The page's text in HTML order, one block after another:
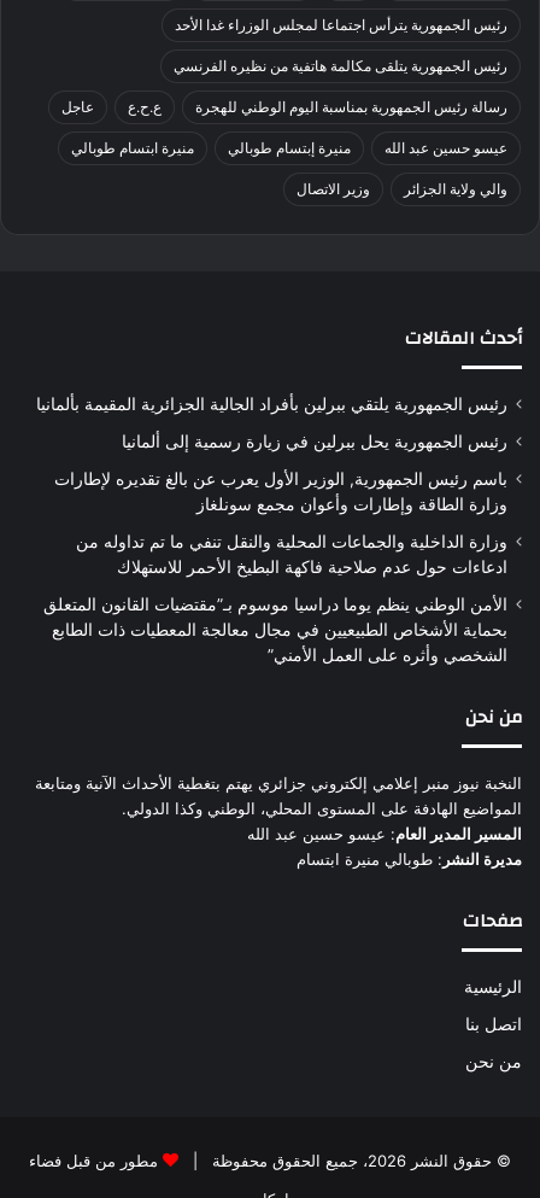
رئيس الجمهورية يترأس اجتماعا لمجلس الوزراء غدا الأحد
رئيس الجمهورية يتلقى مكالمة هاتفية من نظيره الفرنسي
رسالة رئيس الجمهورية بمناسبة اليوم الوطني للهجرة ع.ح.ع عاجل
عيسو حسين عبد الله منيرة إبتسام طوبالي منيرة ابتسام طوبالي
والي ولاية الجزائر وزير الاتصال
أحدث المقالات
رئيس الجمهورية يلتقي ببرلين بأفراد الجالية الجزائرية المقيمة بألمانيا
رئيس الجمهورية يحل ببرلين في زيارة رسمية إلى ألمانيا
باسم رئيس الجمهورية, الوزير الأول يعرب عن بالغ تقديره لإطارات
وزارة الطاقة وإطارات وأعوان مجمع سونلغاز
وزارة الداخلية والجماعات المحلية والنقل تنفي ما تم تداوله من
ادعاءات حول عدم صلاحية فاكهة البطيخ الأحمر للاستهلاك
الأمن الوطني ينظم يوما دراسيا موسوم بـ”مقتضيات القانون المتعلق
بحماية الأشخاص الطبيعيين في مجال معالجة المعطيات ذات الطابع
الشخصي وأثره على العمل الأمني”
من نحن
النخبة نيوز منبر إعلامي إلكتروني جزائري يهتم بتغطية الأحداث الآنية ومتابعة
المواضيع الهادفة على المستوى المحلي، الوطني وكذا الدولي.
المسير المدير العام: عيسو حسين عبد الله
مديرة النشر : طوبالي منيرة ابتسام
صفحات
الرئيسية
اتصل بنا
من نحن
© حقوق النشر 2026، جميع الحقوق محفوظة |
مطور من قبل فضاء